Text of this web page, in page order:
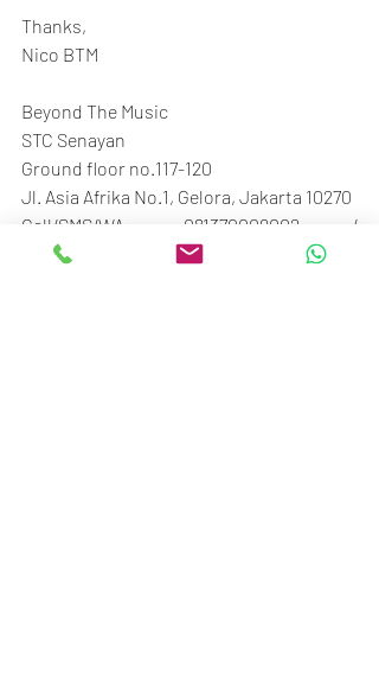
Thanks,
Nico BTM
Beyond The Music
STC Senayan
Ground floor no.117-120
Jl. Asia Afrika No.1, Gelora, Jakarta 10270
Call/SMS/WA: 081370009002 /
081370006807